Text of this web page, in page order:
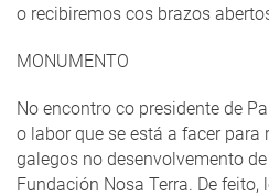
o recibiremos cos brazos
MONUMENTO
No encontro co presidente de
o labor que se está a facer para
galegos no desenvolvemento
Fundación Nosa Terra. De